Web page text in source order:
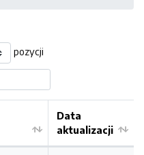
pozycji
Data
aktualizacji